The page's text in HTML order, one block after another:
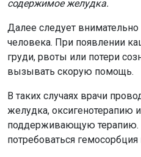
содержимое желудка.
Далее следует
человека. При появлении
груди, рвоты или потери
вызывать скорую помощь.
В таких случаях врачи
желудка, оксигенотерапию
поддерживающую терапию.
потребоваться